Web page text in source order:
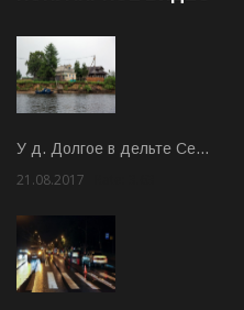
У д. Долгое в дельте Се…
21.08.2017